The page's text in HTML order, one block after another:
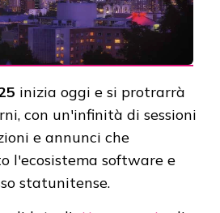
inizia oggi e si protrarrà
con un'infinità di sessioni
e annunci che
l'ecosistema software e
statunitense.